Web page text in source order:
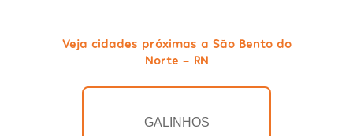
Veja cidades próximas a São Bento do
Norte - RN
GALINHOS